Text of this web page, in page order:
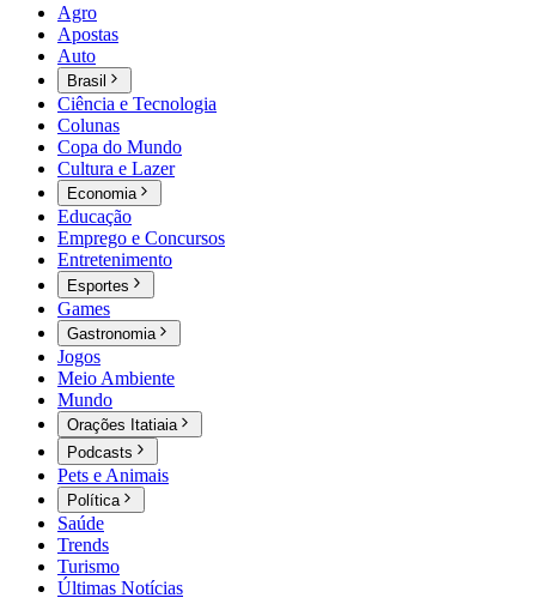
Agro
Apostas
Auto
Brasil
Ciência e Tecnologia
Colunas
Copa do Mundo
Cultura e Lazer
Economia
Educação
Emprego e Concursos
Entretenimento
Esportes
Games
Gastronomia
Jogos
Meio Ambiente
Mundo
Orações Itatiaia
Podcasts
Pets e Animais
Política
Saúde
Trends
Turismo
Últimas Notícias